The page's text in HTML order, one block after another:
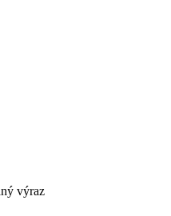
výraz